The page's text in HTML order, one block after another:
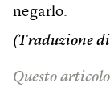
negarlo.
(Traduzione
Questo